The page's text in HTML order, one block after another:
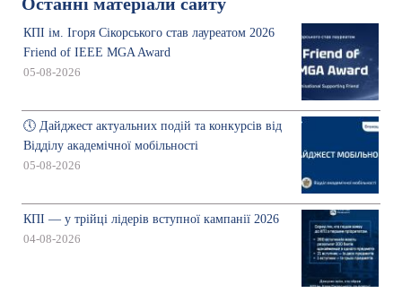
Останні матеріали сайту
КПІ ім. Ігоря Сікорського став лауреатом 2026
Friend of IEEE MGA Award
05-08-2026
🕔 Дайджест актуальних подій та конкурсів від
Відділу академічної мобільності
05-08-2026
КПІ — у трійці лідерів вступної кампанії 2026
04-08-2026